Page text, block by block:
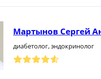
Мартынов Сергей
диабетолог, эндокринолог